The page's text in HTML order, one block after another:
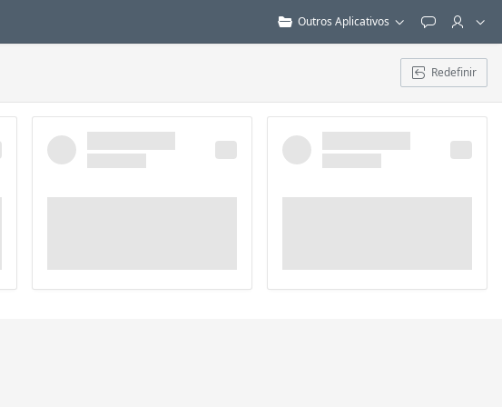
Outros Aplicativos Feedback
Redefinir